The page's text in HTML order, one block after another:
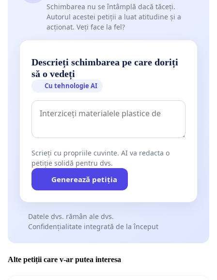
Schimbarea nu se întâmplă dacă tăceți.
Autorul acestei petiții a luat atitudine și a
acționat. Veți face la fel?
Descrieți schimbarea pe care doriți
să o vedeți
Cu tehnologie AI
Scrieți cu propriile cuvinte. AI va redacta o
petiție solidă pentru dvs.
Generează petiția
Datele dvs. rămân ale dvs.
Confidențialitate integrată de la început
Alte petiții care v-ar putea interesa